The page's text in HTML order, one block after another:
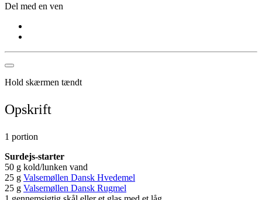
Del med en ven
Hold skærmen tændt
Opskrift
1 portion
Surdejs-starter
50 g kold/lunken vand
25 g Valsemøllen Dansk Hvedemel
25 g Valsemøllen Dansk Rugmel